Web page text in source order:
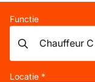
Functie
Locatie *